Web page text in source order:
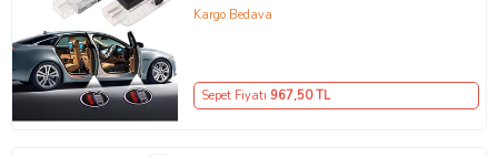
Kargo Bedava
Sepet Fiyatı 967,50 TL